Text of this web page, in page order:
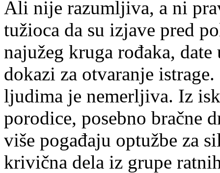
Ali nije razumljiva, a ni
tužioca da su izjave pred
najužeg kruga rođaka,
dokazi za otvaranje
ljudima je nemerljiva. Iz
porodice, posebno bračne
više pogađaju optužbe za
krivična dela iz grupe